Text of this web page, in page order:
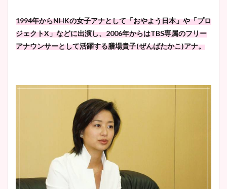
1994年からNHKの女子アナとして「おやよう日本」や「プロ
ジェクトX」などに出演し、2006年からはTBS専属のフリー
アナウンサーとして活躍する膳場貴子(ぜんばたかこ)アナ。